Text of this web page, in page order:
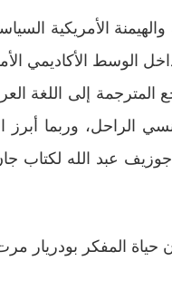
والهيمنة الأمريكية
الوسط الأكاديمي
إلى اللغة
الراحل، وربما
جوزيف عبد الله لكتاب
المفكر بودريار مرت